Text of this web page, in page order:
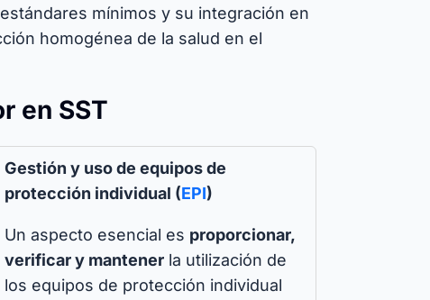
mínimos y su integración en
homogénea de la salud en el
en SST
Gestión y uso de equipos de
protección individual (EPI)
Un aspecto esencial es proporcionar,
verificar y mantenerla utilización de
los equipos de protección individual